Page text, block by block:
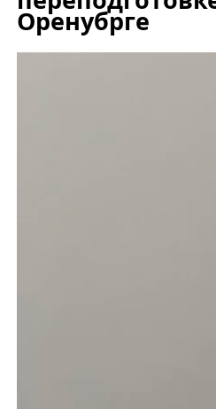
Оренубрге